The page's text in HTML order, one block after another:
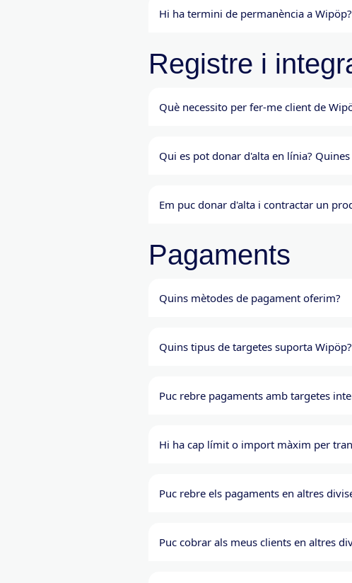
Hi ha termini de permanència a Wipöp?
Registre i
Què necessito per fer-me client de
Qui es pot donar d'alta en línia?
Em puc donar d'alta i contractar un
Pagaments
Quins mètodes de pagament oferim?
Quins tipus de targetes suporta Wipöp?
Puc rebre pagaments amb targetes
Hi ha cap límit o import màxim per
Puc rebre els pagaments en altres
Puc cobrar als meus clients en altres